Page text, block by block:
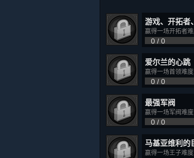
游戏、开拓者
赢得一场开拓者
0 / 0
爱尔兰的心跳
赢得一场首领难
0 / 0
最强军阀
赢得一场军阀难
0 / 0
马基亚维利的
赢得一场王子难